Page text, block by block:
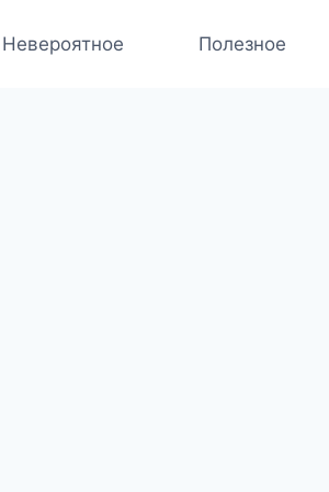
Невероятное Полезное